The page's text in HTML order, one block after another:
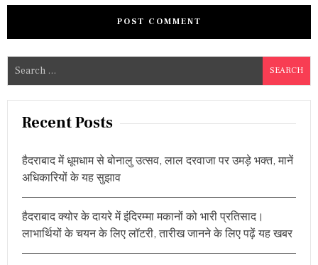
e
a
Recent Posts
हैदराबाद में धूमधाम से बोनालु उत्सव, लाल दरवाजा पर उमड़े भक्त, मानें
अधिकारियों के यह सुझाव
हैदराबाद क्योर के दायरे में इंदिरम्मा मकानों को भारी प्रतिसाद।
लाभार्थियों के चयन के लिए लॉटरी, तारीख जानने के लिए पढ़ें यह खबर